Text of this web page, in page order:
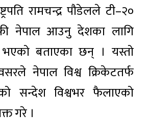
रामचन्द्र पौडेलले टी–२०
नेपाल आउनु देशका लागि
भएको बताएका छन् । यस्तो
नेपाल विश्व क्रिकेटतर्फ
सन्देश विश्वभर फैलाएको
गरे ।